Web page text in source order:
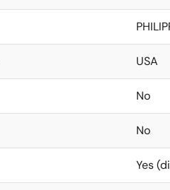
USA
No
No
Yes